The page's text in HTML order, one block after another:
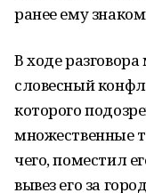
ранее ему
В ходе
словесный
которого
множественные
чего, поместил
вывез его за